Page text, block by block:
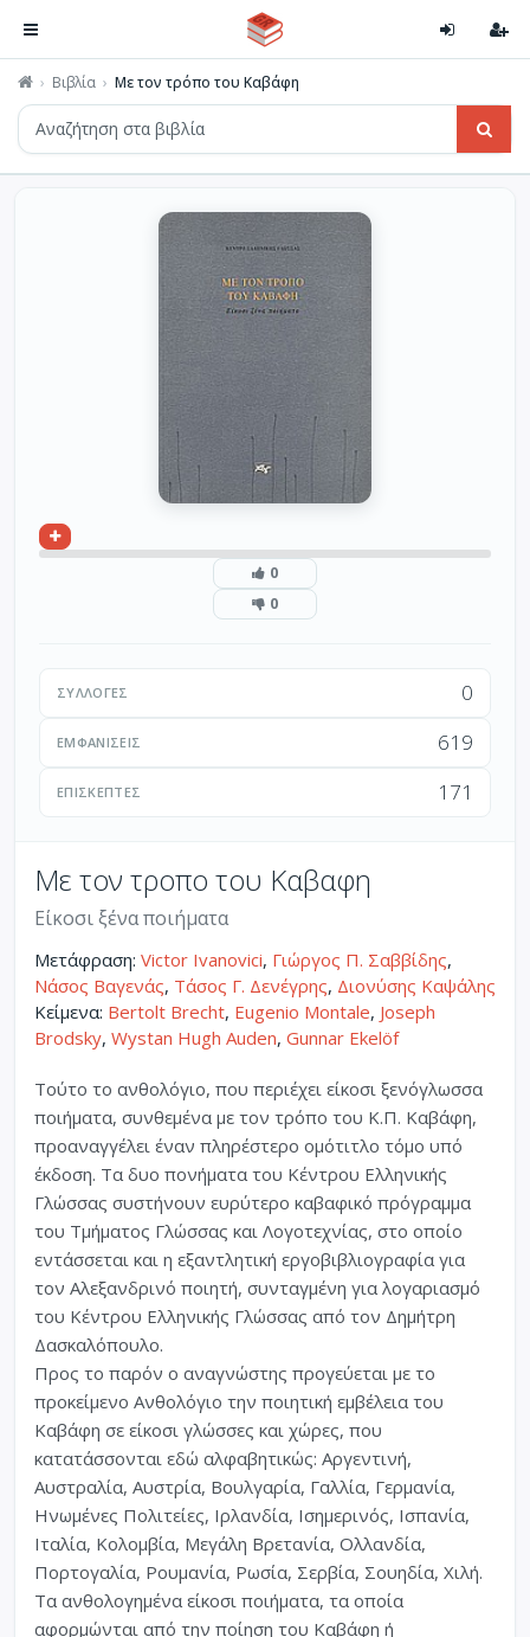
Βιβλία Με τον τρόπο του Καβάφη
0
0
ΣΥΛΛΟΓΈΣ 0
ΕΜΦΑΝΊΣΕΙΣ 619
ΕΠΙΣΚΈΠΤΕΣ 171
Με τον τροπο του Καβαφη
Είκοσι ξένα ποιήματα
Μετάφραση: Victor Ivanovici, Γιώργος Π. Σαββίδης,
Νάσος Βαγενάς, Τάσος Γ. Δενέγρης, Διονύσης Καψάλης
Κείμενα: Bertolt Brecht, Eugenio Montale, Joseph
Brodsky, Wystan Hugh Auden, Gunnar Ekelöf
Τούτο το ανθολόγιο, που περιέχει είκοσι ξενόγλωσσα
ποιήματα, συνθεμένα με τον τρόπο του Κ.Π. Καβάφη,
προαναγγέλει έναν πληρέστερο ομότιτλο τόμο υπό
έκδοση. Τα δυο πονήματα του Κέντρου Ελληνικής
Γλώσσας συστήνουν ευρύτερο καβαφικό πρόγραμμα
του Τμήματος Γλώσσας και Λογοτεχνίας, στο οποίο
εντάσσεται και η εξαντλητική εργοβιβλιογραφία για
τον Αλεξανδρινό ποιητή, συνταγμένη για λογαριασμό
του Κέντρου Ελληνικής Γλώσσας από τον Δημήτρη
Δασκαλόπουλο.
Προς το παρόν ο αναγνώστης προγεύεται με το
προκείμενο Ανθολόγιο την ποιητική εμβέλεια του
Καβάφη σε είκοσι γλώσσες και χώρες, που
κατατάσσονται εδώ αλφαβητικώς: Αργεντινή,
Αυστραλία, Αυστρία, Βουλγαρία, Γαλλία, Γερμανία,
Ηνωμένες Πολιτείες, Ιρλανδία, Ισημερινός, Ισπανία,
Ιταλία, Κολομβία, Μεγάλη Βρετανία, Ολλανδία,
Πορτογαλία, Ρουμανία, Ρωσία, Σερβία, Σουηδία, Χιλή.
Τα ανθολογημένα είκοσι ποιήματα, τα οποία
αφορμώνται από την ποίηση του Καβάφη ή